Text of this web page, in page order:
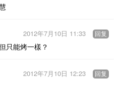
只能烤一樣？
2012年7月10日 11:33 回复
2012年7月10日 12:23 回复